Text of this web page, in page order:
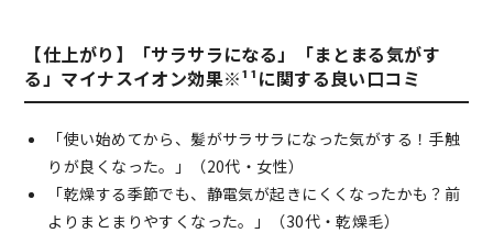
【仕上がり】「サラサラになる」「まとまる気がす
る」マイナスイオン効果※¹¹に関する良い口コミ
「使い始めてから、髪がサラサラになった気がする！手触
りが良くなった。」（20代・女性）
「乾燥する季節でも、静電気が起きにくくなったかも？前
よりまとまりやすくなった。」（30代・乾燥毛）